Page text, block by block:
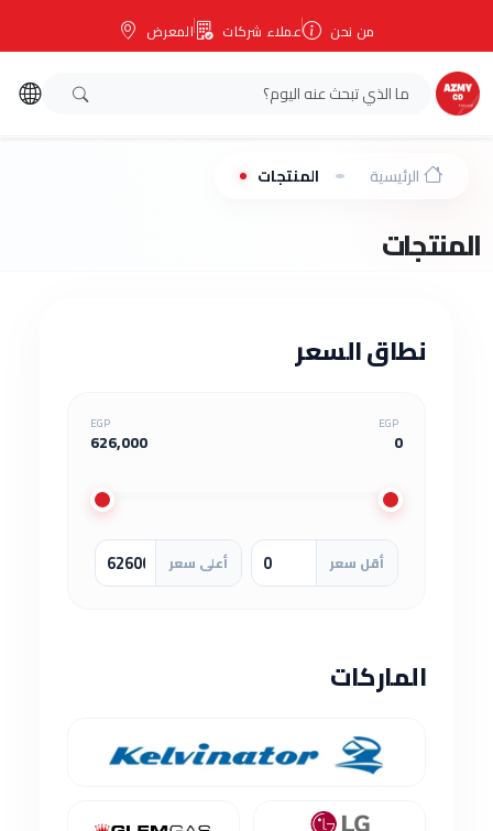
من نحن عملاء شركات المعرض
الرئيسية المنتجات
المنتجات
نطاق السعر
EGP
0
EGP
626,000
أقل سعر أعلى سعر
الماركات